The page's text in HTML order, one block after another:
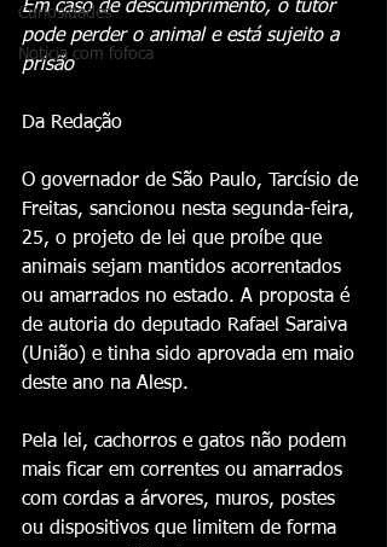
Curiosidades
Notícia com fofoca
Em caso de descumprimento, o tutor
pode perder o animal e está sujeito a
prisão
Da Redação
O governador de São Paulo, Tarcísio de
Freitas, sancionou nesta segunda-feira,
25, o projeto de lei que proíbe que
animais sejam mantidos acorrentados
ou amarrados no estado. A proposta é
de autoria do deputado Rafael Saraiva
(União) e tinha sido aprovada em maio
deste ano na Alesp.
Pela lei, cachorros e gatos não podem
mais ficar em correntes ou amarrados
com cordas a árvores, muros, postes
ou dispositivos que limitem de forma